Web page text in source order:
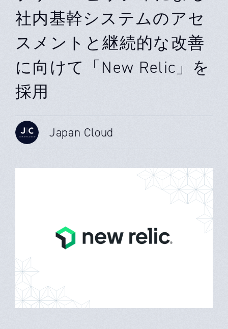
社内基幹システムのアセ
スメントと継続的な改善
に向けて「New Relic」を
採用
Japan Cloud